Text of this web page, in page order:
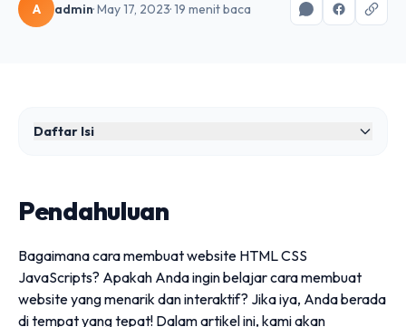
A admin· May 17, 2023· 19 menit baca
Daftar Isi
Pendahuluan
Bagaimana cara membuat website HTML CSS
JavaScripts? Apakah Anda ingin belajar cara membuat
website yang menarik dan interaktif? Jika iya, Anda berada
di tempat yang tepat! Dalam artikel ini, kami akan